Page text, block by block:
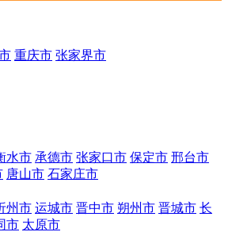
重庆市 张家界市
水市 承德市 张家口市 保定市 邢台市
唐山市 石家庄市
州市 运城市 晋中市 朔州市 晋城市 长
市 太原市